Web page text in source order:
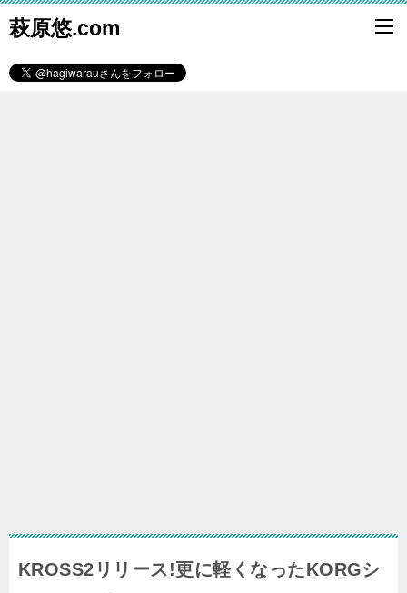
萩原悠.com
KROSS2リリース!更に軽くなったKORGシ